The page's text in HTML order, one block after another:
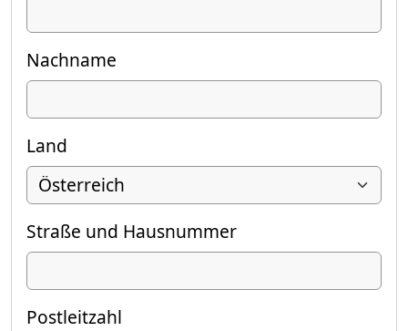
Nachname
Land
Straße und Hausnummer
Postleitzahl